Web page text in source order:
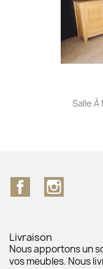
Salle
Facebook
Livraison
Nous apportons un
vos meubles. Nous